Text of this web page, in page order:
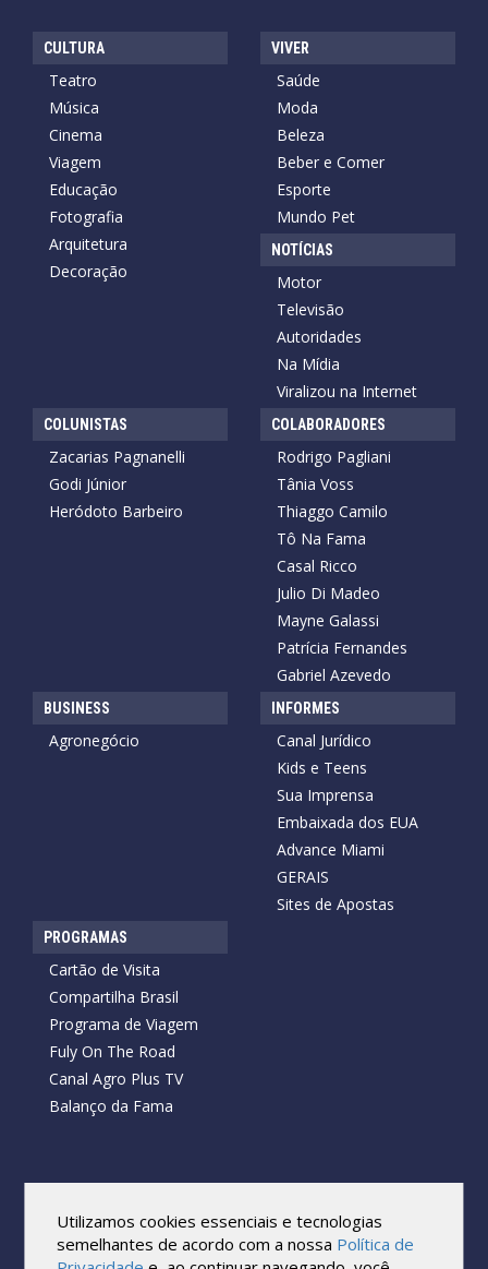
CULTURA
Teatro
Música
Cinema
Viagem
Educação
Fotografia
Arquitetura
Decoração
VIVER
Saúde
Moda
Beleza
Beber e Comer
Esporte
Mundo Pet
NOTÍCIAS
Motor
Televisão
Autoridades
Na Mídia
Viralizou na Internet
COLUNISTAS
Zacarias Pagnanelli
Godi Júnior
Heródoto Barbeiro
COLABORADORES
Rodrigo Pagliani
Tânia Voss
Thiaggo Camilo
Tô Na Fama
Casal Ricco
Julio Di Madeo
Mayne Galassi
Patrícia Fernandes
Gabriel Azevedo
BUSINESS
Agronegócio
INFORMES
Canal Jurídico
Kids e Teens
Sua Imprensa
Embaixada dos EUA
Advance Miami
GERAIS
Sites de Apostas
PROGRAMAS
Cartão de Visita
Compartilha Brasil
Programa de Viagem
Fuly On The Road
Canal Agro Plus TV
Balanço da Fama
Todos os direitos reservados.
Reprodução no todo ou em parte sob qualquer forma ou meio,
sem expressa autorização por escrito do Cartão de Visita, é
Utilizamos cookies essenciais e tecnologias
semelhantes de acordo com a nossa Política de